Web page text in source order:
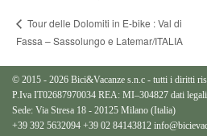
Tour delle Dolomiti in E-bike : Val di
Fassa – Sassolungo e Latemar/ITALIA
© 2015 - 2026 Bici&Vacanze s.n.c - tutti i diritti
P.Iva IT02687970034 REA: MI–304827 dati legali
Sede: Via Stresa 18 - 20125 Milano (Italia)
+39 392 5632094 +39 02 84143812